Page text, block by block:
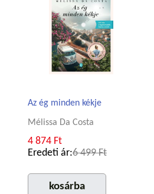
Az ég minden kékje
Mélissa Da Costa
4 874 Ft
Eredeti ár:6 499 Ft
kosárba